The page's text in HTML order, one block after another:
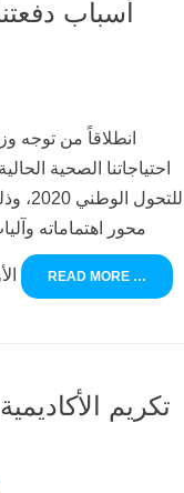
أسباب
انطلاقاً من توجه
احتياجاتنا الصحية
محور اهتماماته
READ MORE …